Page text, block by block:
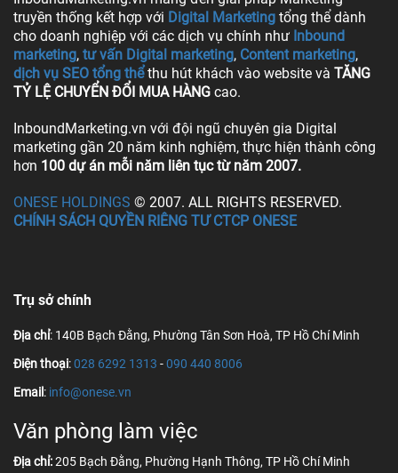
truyền thống kết hợp với Digital Marketing tổng thể dành
cho doanh nghiệp với các dịch vụ chính như Inbound
marketing, tư vấn Digital marketing, Content marketing,
dịch vụ SEO tổng thể thu hút khách vào website và TĂNG
TỶ LỆ CHUYỂN ĐỔI MUA HÀNG cao.
InboundMarketing.vn với đội ngũ chuyên gia Digital
marketing gần 20 năm kinh nghiệm, thực hiện thành công
hơn 100 dự án mỗi năm liên tục từ năm 2007.
ONESE HOLDINGS © 2007. ALL RIGHTS RESERVED.
CHÍNH SÁCH QUYỀN RIÊNG TƯ CTCP ONESE
Trụ sở chính
Địa chỉ: 140B Bạch Đằng, Phường Tân Sơn Hoà, TP Hồ Chí Minh
Điện thoại:028 6292 1313 -090 440 8006
Email : info@onese.vn
Văn phòng làm việc
Địa chỉ:205 Bạch Đằng, Phường Hạnh Thông, TP Hồ Chí Minh